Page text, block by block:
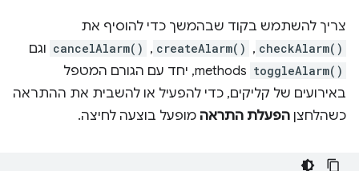
צריך להשתמש בקוד שבהמשך כדי להוסיף את
checkAlarm()
,
createAlarm()
,
cancelAlarm() וגם
toggleAlarm()
methods, יחד עם הגורם המטפל
באירועים של קליקים, כדי להפעיל או להשבית את ההתראה
כשהלחצן הפעלת התראה מופעל בוצעה לחיצה.